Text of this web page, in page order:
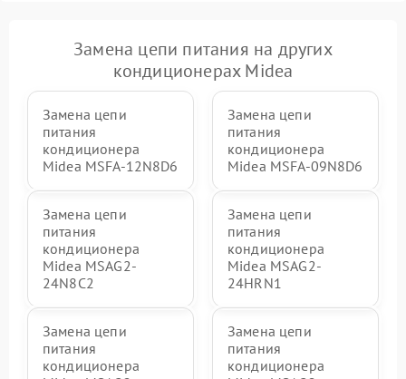
Замена цепи питания на других
кондиционерах Midea
Замена цепи
питания
кондиционера
Midea MSFA-12N8D6
Замена цепи
питания
кондиционера
Midea MSFA-09N8D6
Замена цепи
питания
кондиционера
Midea MSAG2-
24N8C2
Замена цепи
питания
кондиционера
Midea MSAG2-
24HRN1
Замена цепи
питания
кондиционера
Замена цепи
питания
кондиционера